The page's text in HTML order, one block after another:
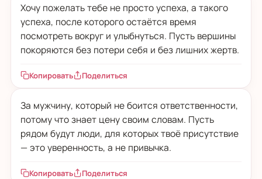
Хочу пожелать тебе не просто успеха, а такого
успеха, после которого остаётся время
посмотреть вокруг и улыбнуться. Пусть вершины
покоряются без потери себя и без лишних жертв.
Копировать Поделиться
За мужчину, который не боится ответственности,
потому что знает цену своим словам. Пусть
рядом будут люди, для которых твоё присутствие
— это уверенность, а не привычка.
Копировать Поделиться